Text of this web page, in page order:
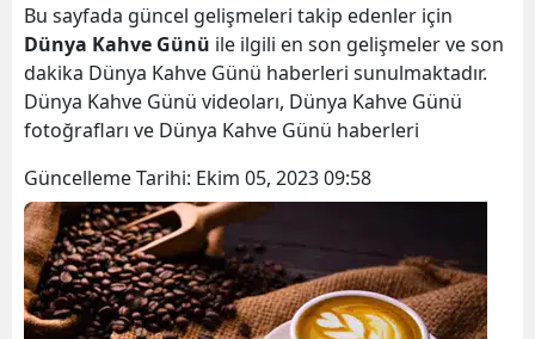
Bu sayfada güncel gelişmeleri takip edenler için
Dünya Kahve Günü ile ilgili en son gelişmeler ve son
dakika Dünya Kahve Günü haberleri sunulmaktadır.
Dünya Kahve Günü videoları, Dünya Kahve Günü
fotoğrafları ve Dünya Kahve Günü haberleri
Güncelleme Tarihi: Ekim 05, 2023 09:58